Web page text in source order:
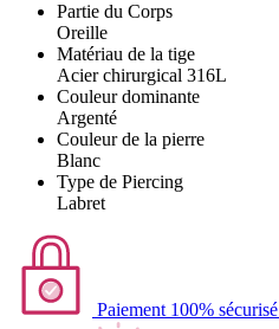
Partie du Corps
Oreille
Matériau de la tige
Acier chirurgical 316L
Couleur dominante
Argenté
Couleur de la pierre
Blanc
Type de Piercing
Labret
Paiement 100% sécurisé